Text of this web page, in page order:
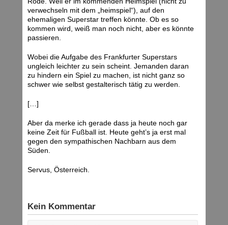
verwechseln mit dem „heimspiel“), auf den
ehemaligen Superstar treffen könnte. Ob es so
kommen wird, weiß man noch nicht, aber es könnte
passieren.
Wobei die Aufgabe des Frankfurter Superstars
ungleich leichter zu sein scheint. Jemanden daran
zu hindern ein Spiel zu machen, ist nicht ganz so
schwer wie selbst gestalterisch tätig zu werden.
[…]
Aber da merke ich gerade dass ja heute noch gar
keine Zeit für Fußball ist. Heute geht’s ja erst mal
gegen den sympathischen Nachbarn aus dem
Süden.
Servus, Österreich.
Kein Kommentar